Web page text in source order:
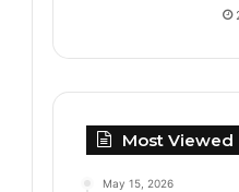
Most Viewed
May 15, 2026